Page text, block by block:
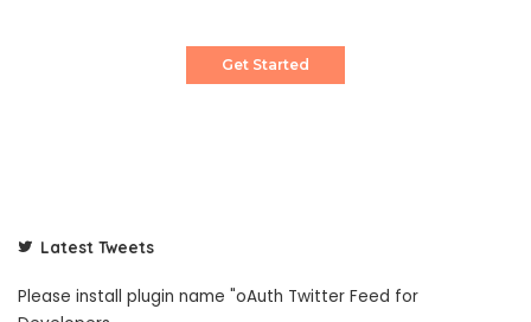
Get Started
Latest Tweets
Please install plugin name "oAuth Twitter Feed for